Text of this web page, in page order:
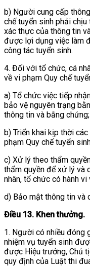
b) Người cung cấp
chế tuyển sinh phải
xác thực của thông tin
được lợi dụng việc làm
công tác tuyển sinh.
4. Đối với tổ chức, cá
về vi phạm Quy chế
a) Tổ chức việc tiếp
bảo vệ nguyên trạng
thông tin và bằng chứng;
b) Triển khai kịp thời
phạm Quy chế tuyển
c) Xử lý theo thẩm
thẩm quyền để xử lý và
nhân, tổ chức có hành
d) Bảo mật thông tin và
Điều 13. Khen thưởng.
1. Người có nhiều đóng
nhiệm vụ tuyển sinh
được Hiệu trưởng, Chủ
quy định của Luật thi